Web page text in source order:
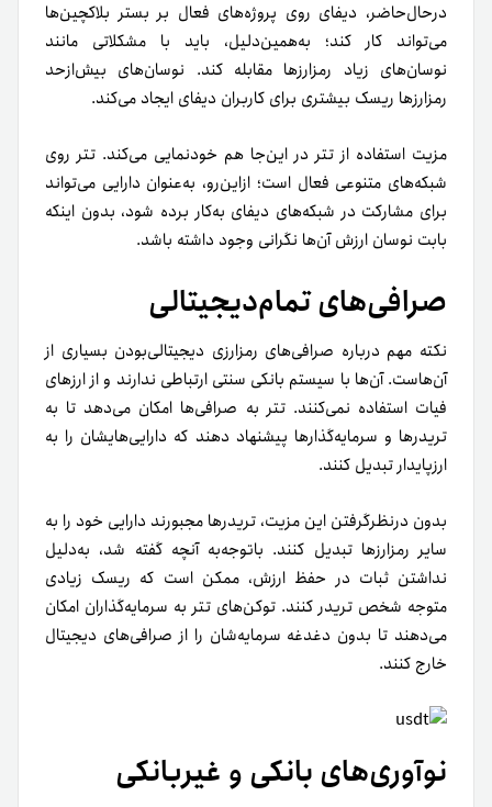
درحال‌حاضر، دیفای روی پروژه‌های فعال بر بستر بلاکچین‌ها
می‌تواند کار کند؛ به‌همین‌دلیل، باید با مشکلاتی مانند
نوسان‌های زیاد رمزارزها مقابله کند. نوسان‌های بیش‌ازحد
رمزارزها ریسک‌ بیشتری برای کاربران دیفای ایجاد می‌کند.
مزیت استفاده از تتر در این‌جا‌ هم خودنمایی می‌کند. تتر روی
شبکه‌های متنوعی فعال است؛ ازاین‌رو، به‌عنوان دارایی می‌تواند
برای مشارکت در شبکه‌های دیفای به‌کار برده شود، بدون اینکه
بابت نوسان ارزش آن‌ها نگرانی وجود داشته باشد.
صرافی‌های تمام‌دیجیتالی
نکته‌ مهم درباره صرافی‌های رمزارزی دیجیتالی‌بودن بسیاری از
آن‌هاست. آن‌ها با سیستم بانکی سنتی ارتباطی ندارند و از ارزهای
فیات استفاده نمی‌کنند. تتر به صرافی‌ها امکان می‌دهد تا به
تریدرها و سرمایه‌گذارها پیشنهاد دهند که دارایی‌هایشان را به
ارزپایدار تبدیل کنند.
بدون درنظرگرفتن این مزیت، تریدرها مجبورند دارایی خود را به
سایر رمزارزها تبدیل کنند. با‌توجه‌به آنچه گفته شد، به‌دلیل
نداشتن ثبات در حفظ ارزش، ممکن است که ریسک زیادی
متوجه شخص تریدر کنند. توکن‌های تتر به سرمایه‌گذاران امکان
می‌دهند تا بدون دغدغه سرمایه‌شان را از صرافی‌های دیجیتال
خارج کنند.
نوآوری‌های بانکی و غیربانکی